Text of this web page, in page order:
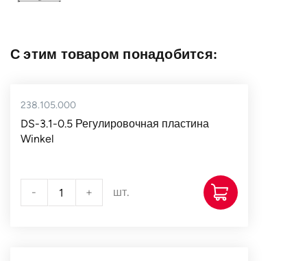
С этим товаром понадобится:
238.105.000
DS-3.1-0.5 Регулировочная пластина
Winkel
- + шт.